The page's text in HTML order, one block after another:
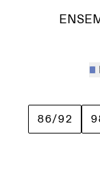
86/92